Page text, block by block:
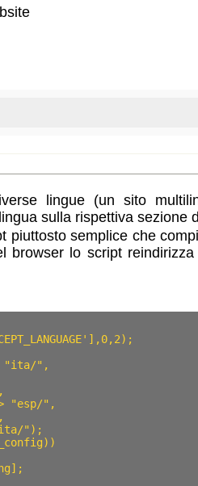
lingue (un sito
sulla rispettiva sezione
piuttosto semplice che
browser lo script
"ita/",
");